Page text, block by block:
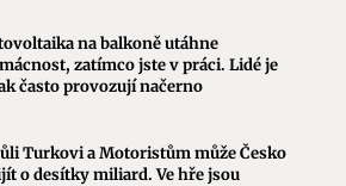
na balkoně utáhne
zatímco jste v práci. Lidé je
často provozují načerno
Turkovi a Motoristům může Česko
o desítky miliard. Ve hře jsou